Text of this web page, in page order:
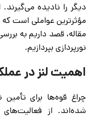
دیگر را نادیده
مؤثرترین عواملی است که
مقاله، قصد داریم به
نورپردازی بپردازیم.
اهمیت لنز در
چراغ قوه‌ها برای
شده‌اند. از فعالیت‌های